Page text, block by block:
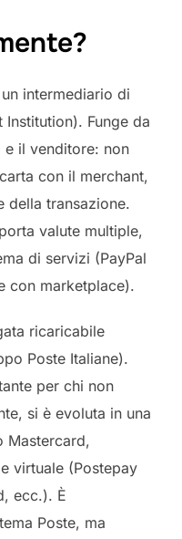
intermediario di
Funge da
e il venditore: non
con il merchant,
della transazione.
valute multiple,
di servizi (PayPal
con marketplace).
ricaricabile
Poste Italiane).
per chi non
si è evoluta in una
Mastercard,
virtuale (Postepay
ecc.). È
Poste, ma